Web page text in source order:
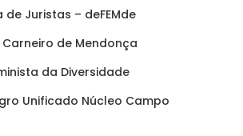
de Juristas – deFEMde
Carneiro de Mendonça
da Diversidade
Unificado Núcleo Campo